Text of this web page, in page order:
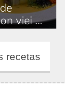
viei ...
recetas